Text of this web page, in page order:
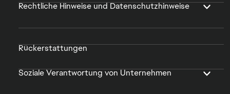
Rechtliche Hinweise und Datenschutzhinweise
Rückerstattungen
Soziale Verantwortung von Unternehmen